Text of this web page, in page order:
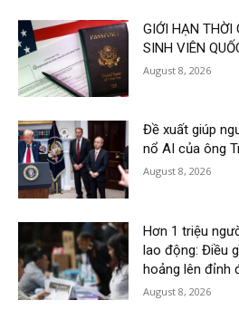
GIỚI HẠN THỜI
SINH VIÊN
August 8, 2026
Đề xuất giúp
nổ AI của ông
August 8, 2026
Hơn 1 triệu
lao động: Điều
hoảng lên đỉnh
August 8, 2026